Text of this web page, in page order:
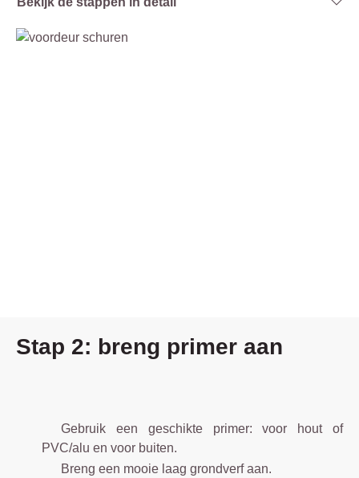
Stap 2: breng primer aan
Gebruik een geschikte primer: voor hout of
PVC/alu en voor buiten.
Breng een mooie laag grondverf aan.